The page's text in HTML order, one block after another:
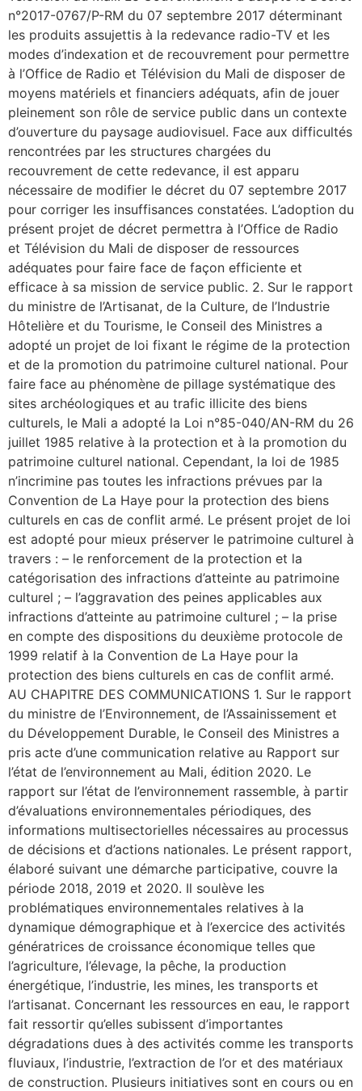
n°2017-0767/P-RM du 07 septembre 2017 déterminant
les produits assujettis à la redevance radio-TV et les
modes d’indexation et de recouvrement pour permettre
à l’Office de Radio et Télévision du Mali de disposer de
moyens matériels et financiers adéquats, afin de jouer
pleinement son rôle de service public dans un contexte
d’ouverture du paysage audiovisuel. Face aux difficultés
rencontrées par les structures chargées du
recouvrement de cette redevance, il est apparu
nécessaire de modifier le décret du 07 septembre 2017
pour corriger les insuffisances constatées. L’adoption du
présent projet de décret permettra à l’Office de Radio
et Télévision du Mali de disposer de ressources
adéquates pour faire face de façon efficiente et
efficace à sa mission de service public. 2. Sur le rapport
du ministre de l’Artisanat, de la Culture, de l’Industrie
Hôtelière et du Tourisme, le Conseil des Ministres a
adopté un projet de loi fixant le régime de la protection
et de la promotion du patrimoine culturel national. Pour
faire face au phénomène de pillage systématique des
sites archéologiques et au trafic illicite des biens
culturels, le Mali a adopté la Loi n°85-040/AN-RM du 26
juillet 1985 relative à la protection et à la promotion du
patrimoine culturel national. Cependant, la loi de 1985
n’incrimine pas toutes les infractions prévues par la
Convention de La Haye pour la protection des biens
culturels en cas de conflit armé. Le présent projet de loi
est adopté pour mieux préserver le patrimoine culturel à
travers : – le renforcement de la protection et la
catégorisation des infractions d’atteinte au patrimoine
culturel ; – l’aggravation des peines applicables aux
infractions d’atteinte au patrimoine culturel ; – la prise
en compte des dispositions du deuxième protocole de
1999 relatif à la Convention de La Haye pour la
protection des biens culturels en cas de conflit armé.
AU CHAPITRE DES COMMUNICATIONS 1. Sur le rapport
du ministre de l’Environnement, de l’Assainissement et
du Développement Durable, le Conseil des Ministres a
pris acte d’une communication relative au Rapport sur
l’état de l’environnement au Mali, édition 2020. Le
rapport sur l’état de l’environnement rassemble, à partir
d’évaluations environnementales périodiques, des
informations multisectorielles nécessaires au processus
de décisions et d’actions nationales. Le présent rapport,
élaboré suivant une démarche participative, couvre la
période 2018, 2019 et 2020. Il soulève les
problématiques environnementales relatives à la
dynamique démographique et à l’exercice des activités
génératrices de croissance économique telles que
l’agriculture, l’élevage, la pêche, la production
énergétique, l’industrie, les mines, les transports et
l’artisanat. Concernant les ressources en eau, le rapport
fait ressortir qu’elles subissent d’importantes
dégradations dues à des activités comme les transports
fluviaux, l’industrie, l’extraction de l’or et des matériaux
de construction. Plusieurs initiatives sont en cours ou en